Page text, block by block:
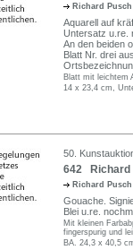
Richard
Aquarell auf
Untersatz u.re.
An den beiden
Blatt Nr. drei
Blatt mit leichtem
14 x 23,4 cm,
50.
642 Richard
Richard
Gouache.
Blei u.re.
Mit kleinen
fingerspurig und
BA. 24,3 x 40,5